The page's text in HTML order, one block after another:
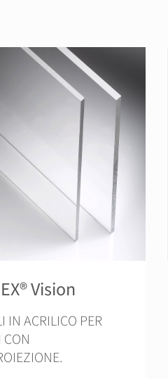
Vision
IN ACRILICO PER
CON